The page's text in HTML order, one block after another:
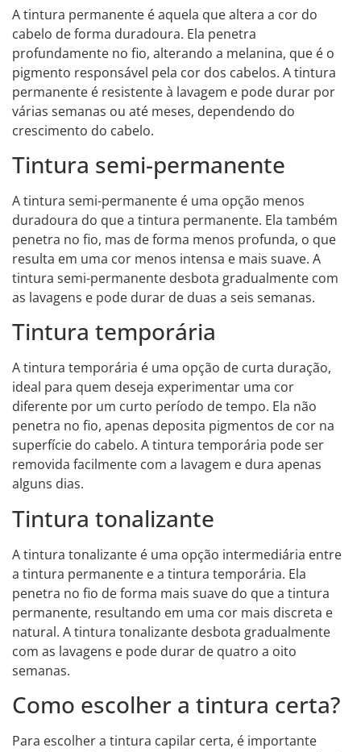
A tintura permanente é aquela que altera a cor do
cabelo de forma duradoura. Ela penetra
profundamente no fio, alterando a melanina, que é o
pigmento responsável pela cor dos cabelos. A tintura
permanente é resistente à lavagem e pode durar por
várias semanas ou até meses, dependendo do
crescimento do cabelo.
Tintura semi-permanente
A tintura semi-permanente é uma opção menos
duradoura do que a tintura permanente. Ela também
penetra no fio, mas de forma menos profunda, o que
resulta em uma cor menos intensa e mais suave. A
tintura semi-permanente desbota gradualmente com
as lavagens e pode durar de duas a seis semanas.
Tintura temporária
A tintura temporária é uma opção de curta duração,
ideal para quem deseja experimentar uma cor
diferente por um curto período de tempo. Ela não
penetra no fio, apenas deposita pigmentos de cor na
superfície do cabelo. A tintura temporária pode ser
removida facilmente com a lavagem e dura apenas
alguns dias.
Tintura tonalizante
A tintura tonalizante é uma opção intermediária entre
a tintura permanente e a tintura temporária. Ela
penetra no fio de forma mais suave do que a tintura
permanente, resultando em uma cor mais discreta e
natural. A tintura tonalizante desbota gradualmente
com as lavagens e pode durar de quatro a oito
semanas.
Como escolher a tintura certa?
Para escolher a tintura capilar certa, é importante